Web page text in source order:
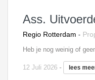
Ass.
Regio Rotterdam -
12 Juli 2026 - lees